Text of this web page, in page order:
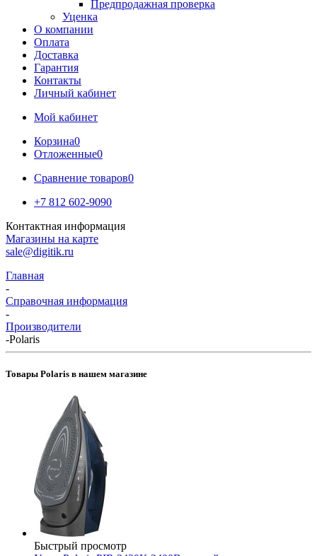
Предпродажная проверка
Уценка
О компании
Оплата
Доставка
Гарантия
Контакты
Личный кабинет
Мой кабинет
Корзина0
Отложенные0
Сравнение товаров0
+7 812 602-9090
Контактная информация
Магазины на карте
sale@digitik.ru
Главная
-
Справочная информация
-
Производители
-Polaris
Товары Polaris в нашем магазине
Быстрый просмотр